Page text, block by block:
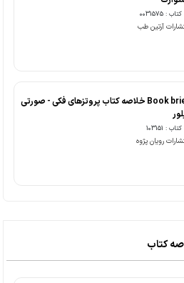
: 0031575
آرتین طب
Book brief خلاصه کتاب پروتزهای فکی - صورتی
: 103151
رویان پژوه
کتاب